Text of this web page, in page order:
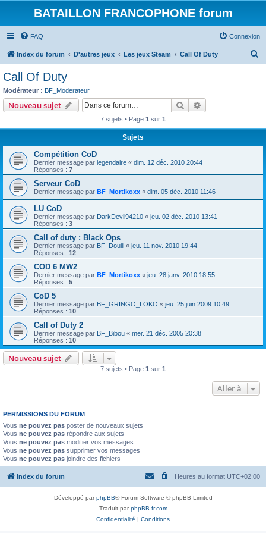
BATAILLON FRANCOPHONE forum
FAQ Connexion
Index du forum D'autres jeux Les jeux Steam Call Of Duty
Call Of Duty
Modérateur : BF_Moderateur
Nouveau sujet Rechercher
7 sujets • Page 1 sur 1
Sujets
Compétition CoD
Dernier message par legendaire « dim. 12 déc. 2010 20:44
Réponses : 7
Serveur CoD
Dernier message par BF_Mortikoxx « dim. 05 déc. 2010 11:46
LU CoD
Dernier message par DarkDevil94210 « jeu. 02 déc. 2010 13:41
Réponses : 3
Call of duty : Black Ops
Dernier message par BF_Douiii « jeu. 11 nov. 2010 19:44
Réponses : 12
COD 6 MW2
Dernier message par BF_Mortikoxx « jeu. 28 janv. 2010 18:55
Réponses : 5
CoD 5
Dernier message par BF_GRINGO_LOKO « jeu. 25 juin 2009 10:49
Réponses : 10
Call of Duty 2
Dernier message par BF_Bibou « mer. 21 déc. 2005 20:38
Réponses : 10
Nouveau sujet
7 sujets • Page 1 sur 1
Aller à
PERMISSIONS DU FORUM
Vous ne pouvez pas poster de nouveaux sujets
Vous ne pouvez pas répondre aux sujets
Vous ne pouvez pas modifier vos messages
Vous ne pouvez pas supprimer vos messages
Vous ne pouvez pas joindre des fichiers
Index du forum Heures au format UTC+02:00
Développé parphpBB® Forum Software © phpBB Limited
Traduit parphpBB-fr.com
Confidentialité | Conditions